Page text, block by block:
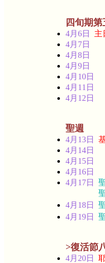
四旬期
4月6日
主
4月7日
4月8日
4月9日
4月10日
4月11日
4月12日
聖週
4月13日
4月14日
4月15日
4月16日
4月17日
4月18日
4月19日
>復活節
4月20日